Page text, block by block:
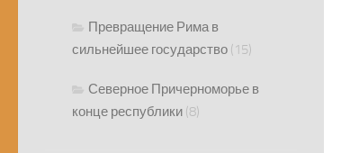
Превращение Рима в
сильнейшее государство (15)
Северное Причерноморье в
конце республики (8)